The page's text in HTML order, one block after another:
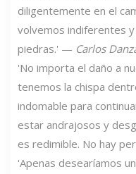
diligentemente en el
volvemos indiferentes
piedras.' — Carlos
'No importa el daño a
tenemos la chispa
indomable para
estar andrajosos y
es redimible. No hay
'Apenas desearíamos